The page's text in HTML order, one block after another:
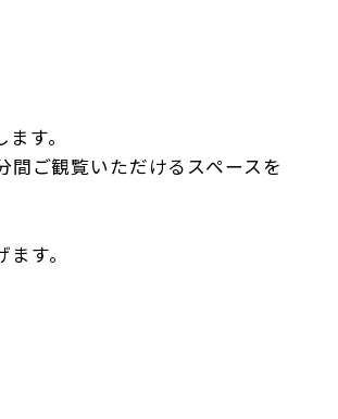
す。
ご観覧いただけるスペースを
す。